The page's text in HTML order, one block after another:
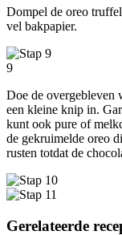
Dompel de oreo
vel bakpapier.
9
Doe de overgebleven
een kleine knip in.
kunt ook pure of
de gekruimelde oreo
rusten totdat de
Gerelateerde